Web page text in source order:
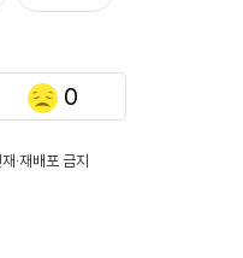
0
·재배포 금지